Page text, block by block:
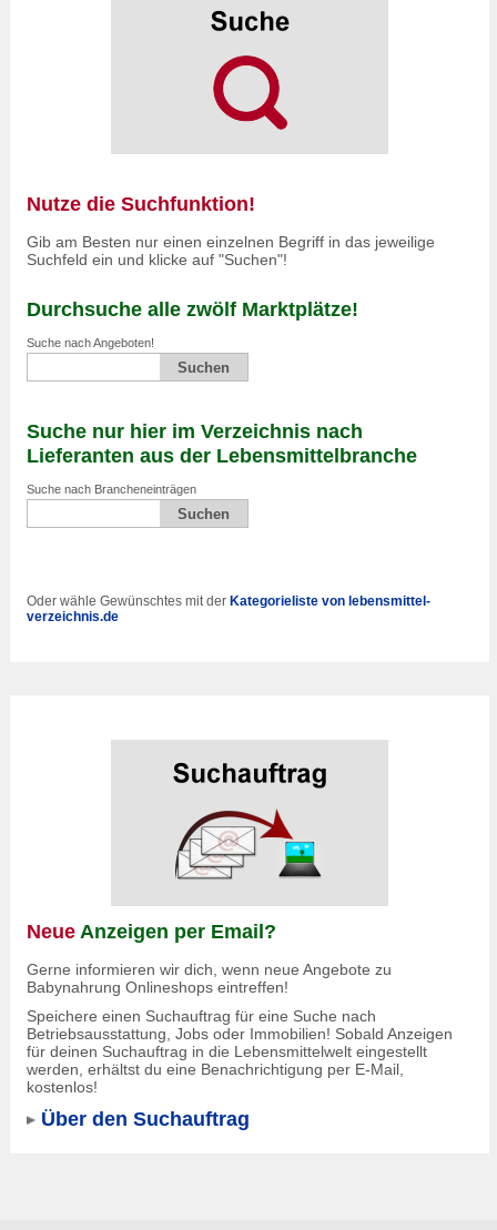
Nutze die Suchfunktion!
Gib am Besten nur einen einzelnen Begriff in das jeweilige
Suchfeld ein und klicke auf "Suchen"!
Durchsuche alle zwölf Marktplätze!
Suche nach Angeboten!
Suche nur hier im Verzeichnis nach
Lieferanten aus der Lebensmittelbranche
Suche nach Brancheneinträgen
Oder wähle Gewünschtes mit der Kategorieliste von lebensmittel-
verzeichnis.de
Neue Anzeigen per Email?
Gerne informieren wir dich, wenn neue Angebote zu
Babynahrung Onlineshops eintreffen!
Speichere einen Suchauftrag für eine Suche nach
Betriebsausstattung, Jobs oder Immobilien! Sobald Anzeigen
für deinen Suchauftrag in die Lebensmittelwelt eingestellt
werden, erhältst du eine Benachrichtigung per E-Mail,
kostenlos!
Über den Suchauftrag